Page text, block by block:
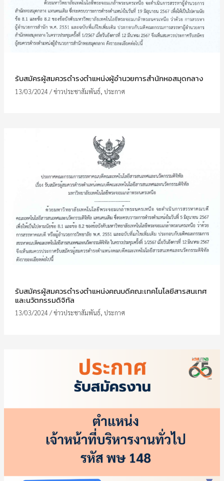
รับสมัครผู้สมควรดำรงตำแหน่งผู้อำนวยการสำนักหอสมุดกลาง
13/03/2024 /ข่าวประชาสัมพันธ์, ประกาศ
รับสมัครผู้สมควรดำรงตำแหน่งคณบดีคณะเทคโนโลยีสารสนเทศ
และนวัตกรรมดิจิทัล
13/03/2024 /ข่าวประชาสัมพันธ์, ประกาศ